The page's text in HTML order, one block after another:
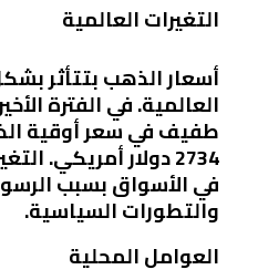
التغيرات العالمية
أسعار الذهب بتتأثر
العالمية. في الفترة
طفيف في سعر أوقية
2734 دولار أمريكي.
في الأسواق بسبب
والتطورات السياسية.
العوامل المحلية